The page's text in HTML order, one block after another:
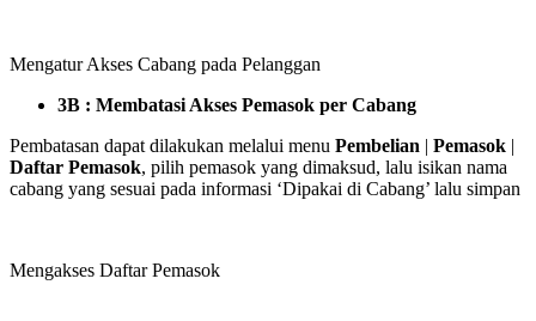
Mengatur Akses Cabang pada Pelanggan
3B : Membatasi Akses Pemasok per Cabang
Pembatasan dapat dilakukan melalui menu Pembelian | Pemasok |
Daftar Pemasok, pilih pemasok yang dimaksud, lalu isikan nama
cabang yang sesuai pada informasi ‘Dipakai di Cabang’ lalu simpan
Mengakses Daftar Pemasok